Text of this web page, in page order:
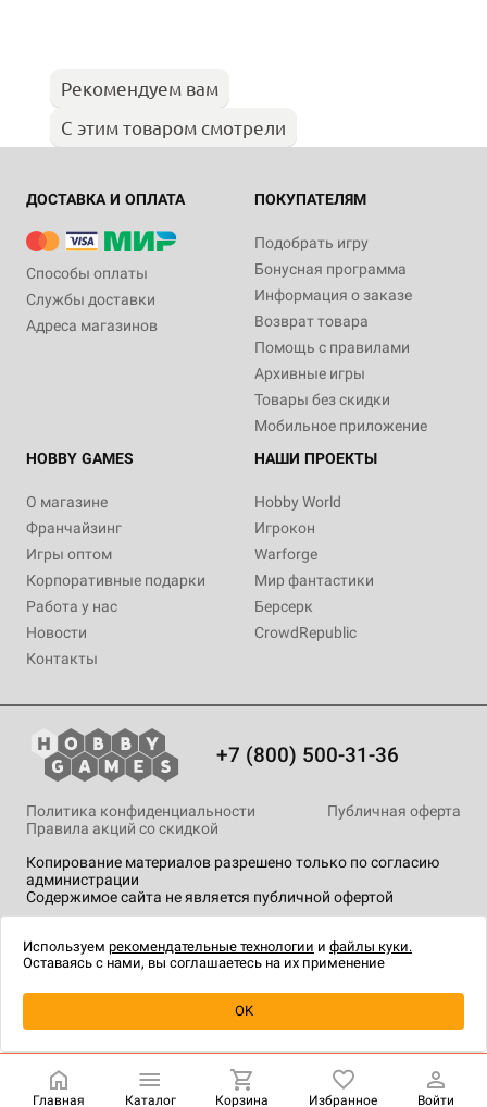
Рекомендуем вам
С этим товаром смотрели
ДОСТАВКА И ОПЛАТА
Способы оплаты
Службы доставки
Адреса магазинов
ПОКУПАТЕЛЯМ
Подобрать игру
Бонусная программа
Информация о заказе
Возврат товара
Помощь с правилами
Архивные игры
Товары без скидки
Мобильное приложение
HOBBY GAMES
О магазине
Франчайзинг
Игры оптом
Корпоративные подарки
Работа у нас
Новости
Контакты
НАШИ ПРОЕКТЫ
Hobby World
Игрокон
Warforge
Мир фантастики
Берсерк
CrowdRepublic
+7 (800) 500-31-36
Копирование материалов разрешено только по согласию
администрации
Содержимое сайта не является публичной офертой
Политика конфиденциальности
Публичная оферта
Правила акций со скидкой
технологии.
Главная Каталог Корзина Избранное Войти
Используем рекомендательные технологии и файлы куки.
Оставаясь с нами, вы соглашаетесь на их применение
OK